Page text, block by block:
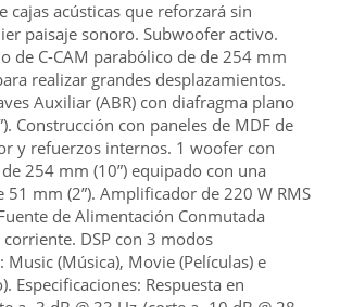
cajas acústicas que reforzará sin
paisaje sonoro. Subwoofer activo.
de C-CAM parabólico de de 254 mm
realizar grandes desplazamientos.
Auxiliar (ABR) con diafragma plano
Construcción con paneles de MDF de
y refuerzos internos. 1 woofer con
254 mm (10”) equipado con una
mm (2”). Amplificador de 220 W RMS
de Alimentación Conmutada
corriente. DSP con 3 modos
Music (Música), Movie (Películas) e
Especificaciones: Respuesta en